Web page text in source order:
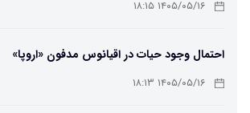
۱۴۰۵/۰۵/۱۶ ۱۸:۱۵
احتمال وجود حیات در اقیانوس مدفون «اروپا»
۱۴۰۵/۰۵/۱۶ ۱۸:۱۳